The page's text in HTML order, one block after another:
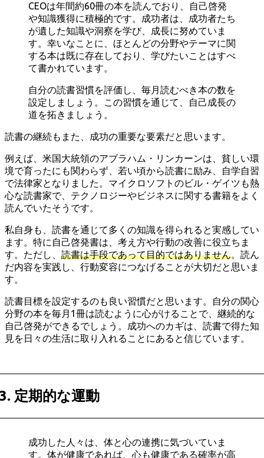
CEOは年間約60冊の本を読んでおり、自己啓発
や知識獲得に積極的です。成功者は、成功者たち
が遺した知識や洞察を学び、成長に努めていま
す。幸いなことに、ほとんどの分野やテーマに関
する本は既に存在しており、学びたいことはすべ
て書かれています。
自分の読書習慣を評価し、毎月読むべき本の数を
設定しましょう。この習慣を通じて、自己成長の
道を拓きましょう。
読書の継続もまた、成功の重要な要素だと思います。
例えば、米国大統領のアブラハム・リンカーンは、貧しい環
境で育ったにも関わらず、若い頃から読書に励み、自学自習
で法律家となりました。マイクロソフトのビル・ゲイツも熱
心な読書家で、テクノロジーやビジネスに関する書籍をよく
読んでいたそうです。
私自身も、読書を通じて多くの知識を得られると実感してい
ます。特に自己啓発書は、考え方や行動の改善に役立ちま
す。ただし、 読書は手段であって目的ではありません。読ん
だ内容を実践し、行動変容につなげることが大切だと思いま
す。
読書目標を設定するのも良い習慣だと思います。自分の関心
分野の本を毎月1冊は読むように心がけることで、継続的な
自己啓発ができるでしょう。成功へのカギは、読書で得た知
見を日々の生活に取り入れることにあると信じています。
定期的な運動
成功した人々は、体と心の連携に気づいていま
す。体が健康であれば、心も健康である確率が高